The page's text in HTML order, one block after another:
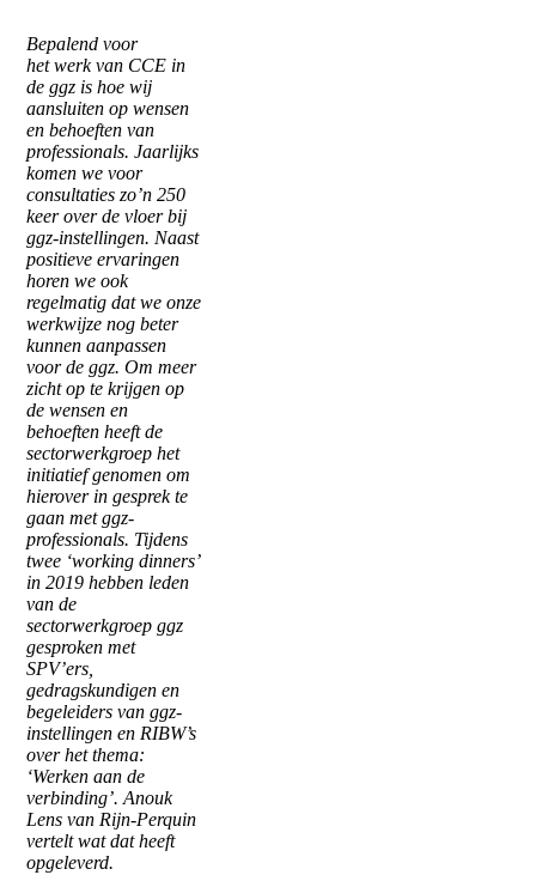
Bepalend voor
het werk van CCE in
de ggz is hoe wij
aansluiten op wensen
en behoeften van
professionals. Jaarlijks
komen we voor
consultaties zo’n 250
keer over de vloer bij
ggz-instellingen. Naast
positieve ervaringen
horen we ook
regelmatig dat we onze
werkwijze nog beter
kunnen aanpassen
voor de ggz. Om meer
zicht op te krijgen op
de wensen en
behoeften heeft de
sectorwerkgroep het
initiatief genomen om
hierover in gesprek te
gaan met ggz-
professionals. Tijdens
twee ‘working dinners’
in 2019 hebben leden
van de
sectorwerkgroep ggz
gesproken met
SPV’ers,
gedragskundigen en
begeleiders van ggz-
instellingen en RIBW’s
over het thema:
‘Werken aan de
verbinding’. Anouk
Lens van Rijn-Perquin
vertelt wat dat heeft
opgeleverd.